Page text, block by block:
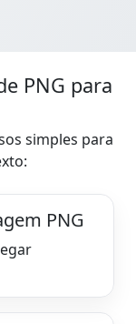
PNG para
simples para
PNG